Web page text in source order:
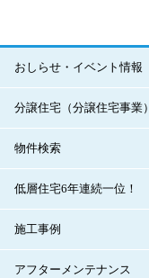
おしらせ・イベント情報
分譲住宅（分譲住宅事業）
物件検索
低層住宅6年連続一位！
施工事例
アフターメンテナンス